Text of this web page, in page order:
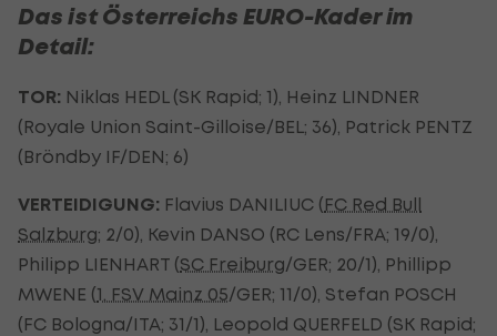
Das ist Österreichs EURO-Kader im
Detail:
TOR: Niklas HEDL (SK Rapid; 1), Heinz LINDNER
(Royale Union Saint-Gilloise/BEL; 36), Patrick PENTZ
(Bröndby IF/DEN; 6)
VERTEIDIGUNG: Flavius DANILIUC (FC Red Bull
Salzburg; 2/0), Kevin DANSO (RC Lens/FRA; 19/0),
Philipp LIENHART (SC Freiburg/GER; 20/1), Phillipp
MWENE (1. FSV Mainz 05/GER; 11/0), Stefan POSCH
(FC Bologna/ITA; 31/1), Leopold QUERFELD (SK Rapid;